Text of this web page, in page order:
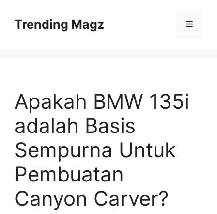
contentTrending Magz Menu
Apakah BMW 135i
adalah Basis
Sempurna Untuk
Pembuatan
Canyon Carver?